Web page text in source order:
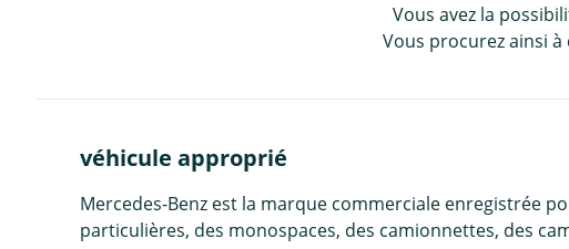
Vous avez la
Vous procurez ainsi
véhicule approprié
Mercedes-Benz est la marque commerciale enregistrée
particulières, des monospaces, des camionnettes, des